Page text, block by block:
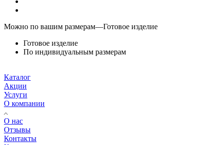
Можно по вашим размерам—Готовое изделие
Готовое изделие
По индивидуальным размерам
Каталог
Акции
Услуги
О компании
О нас
Отзывы
Контакты